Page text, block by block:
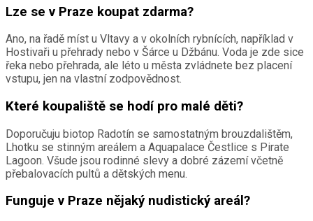
Lze se v Praze koupat zdarma?
Ano, na řadě míst u Vltavy a v okolních rybnících, například v
Hostivaři u přehrady nebo v Šárce u Džbánu. Voda je zde sice
řeka nebo přehrada, ale léto u města zvládnete bez placení
vstupu, jen na vlastní zodpovědnost.
Které koupaliště se hodí pro malé děti?
Doporučuju biotop Radotín se samostatným brouzdalištěm,
Lhotku se stinným areálem a Aquapalace Čestlice s Pirate
Lagoon. Všude jsou rodinné slevy a dobré zázemí včetně
přebalovacích pultů a dětských menu.
Funguje v Praze nějaký nudistický areál?